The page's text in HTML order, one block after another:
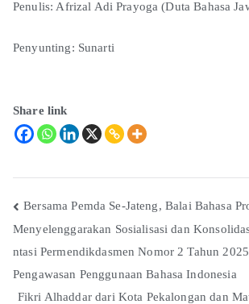
Penulis: Afrizal Adi Prayoga (Duta Bahasa
Penyunting: Sunarti
Share link
Bersama Pemda Se-Jateng, Balai Bahasa
Menyelenggarakan Sosialisasi dan
ntasi Permendikdasmen Nomor 2 Tahun
Pengawasan Penggunaan Bahasa Indonesia
Fikri Alhaddar dari Kota Pekalongan dan